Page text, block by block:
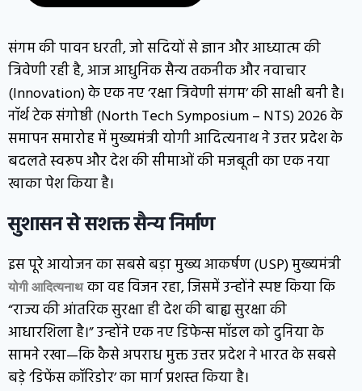
संगम की पावन धरती, जो सदियों से ज्ञान और आध्यात्म की
त्रिवेणी रही है, आज आधुनिक सैन्य तकनीक और नवाचार
(Innovation) के एक नए ‘रक्षा त्रिवेणी संगम’ की साक्षी बनी है।
नॉर्थ टेक संगोष्ठी (North Tech Symposium – NTS) 2026 के
समापन समारोह में मुख्यमंत्री योगी आदित्यनाथ ने उत्तर प्रदेश के
बदलते स्वरूप और देश की सीमाओं की मजबूती का एक नया
खाका पेश किया है।
सुशासन से सशक्त सैन्य निर्माण
इस पूरे आयोजन का सबसे बड़ा मुख्य आकर्षण (USP) मुख्यमंत्री
योगी आदित्यनाथ का वह विजन रहा, जिसमें उन्होंने स्पष्ट किया कि
“राज्य की आंतरिक सुरक्षा ही देश की बाह्य सुरक्षा की
आधारशिला है।” उन्होंने एक नए डिफेन्स मॉडल को दुनिया के
सामने रखा—कि कैसे अपराध मुक्त उत्तर प्रदेश ने भारत के सबसे
बड़े ‘डिफेंस कॉरिडोर’ का मार्ग प्रशस्त किया है।